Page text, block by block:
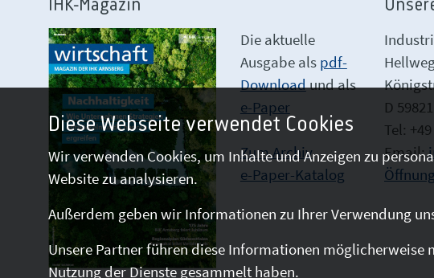
IHK-Magazin
Die aktuelle
Ausgabe als pdf-
Downloadund als
e-Paper
Zum Archiv
e-Paper-Katalog
D
Tel:
Email:
Diese Webseite verwendet Cookies
Wir verwenden Cookies, um Inhalte und Anzeigen zu
Website zu analysieren.
Außerdem geben wir Informationen zu Ihrer Verwendung
Unsere Partner führen diese Informationen
Nutzung der Dienste gesammelt haben.